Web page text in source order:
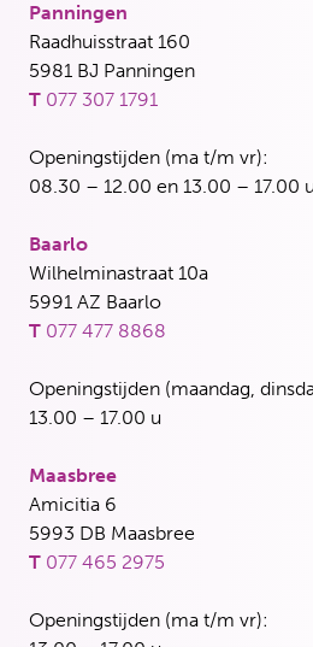
Panningen
Raadhuisstraat 160
5981 BJ Panningen
T 077 307 1791
Openingstijden (ma t/m vr):
08.30 – 12.00 en 13.00 – 17.00
Baarlo
Wilhelminastraat 10a
5991 AZ Baarlo
T 077 477 8868
Openingstijden (maandag,
13.00 – 17.00 u
Maasbree
Amicitia 6
5993 DB Maasbree
T 077 465 2975
Openingstijden (ma t/m vr):